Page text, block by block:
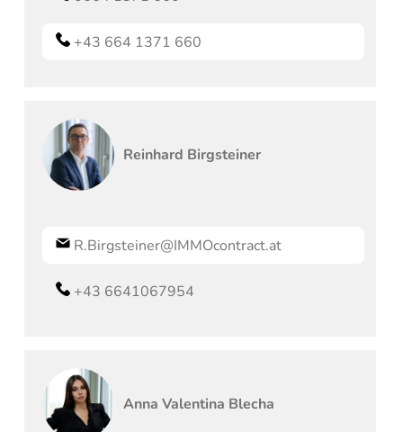
+43 664 1371 660
Reinhard Birgsteiner
R.Birgsteiner@IMMOcontract.at
+43 6641067954
Anna Valentina Blecha